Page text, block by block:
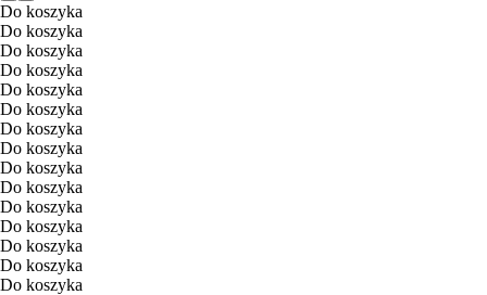
Do koszyka
Do koszyka
Do koszyka
Do koszyka
Do koszyka
Do koszyka
Do koszyka
Do koszyka
Do koszyka
Do koszyka
Do koszyka
Do koszyka
Do koszyka
Do koszyka
Do koszyka